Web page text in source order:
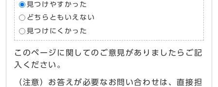
見つけやすかった
どちらともいえない
見つけにくかった
このページに関してのご意見がありましたらご記
入ください。
（注意）お答えが必要なお問い合わせは、直接担